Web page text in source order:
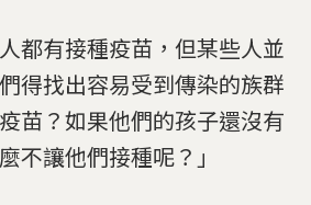
都有接種疫苗，但某些人並
得找出容易受到傳染的族群
？如果他們的孩子還沒有
不讓他們接種呢？」